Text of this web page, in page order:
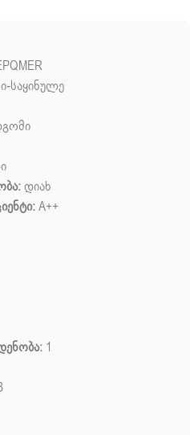
საყინულე
დიახ
A++
1